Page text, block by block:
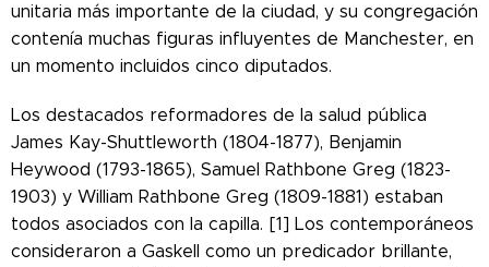
unitaria más importante de la ciudad, y su congregación
contenía muchas figuras influyentes de Manchester, en
un momento incluidos cinco diputados.
Los destacados reformadores de la salud pública
James Kay-Shuttleworth (1804-1877), Benjamin
Heywood (1793-1865), Samuel Rathbone Greg (1823-
1903) y William Rathbone Greg (1809-1881) estaban
todos asociados con la capilla. [1] Los contemporáneos
consideraron a Gaskell como un predicador brillante,